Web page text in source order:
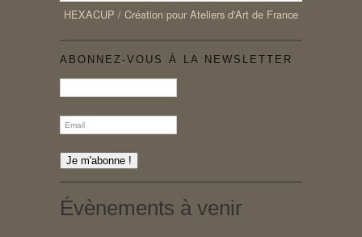
HEXACUP / Création pour Ateliers d'Art de France
ABONNEZ-VOUS À LA NEWSLETTER
Évènements à venir